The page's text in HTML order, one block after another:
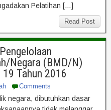
Pelatihan […]
Read Post
Negara (BMD/N)
Tahun 2016
Comments
negara, dibutuhkan dasar